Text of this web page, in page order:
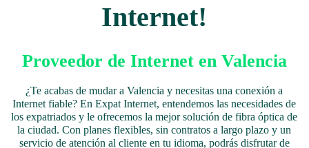
Internet!
Proveedor de Internet en Valencia
¿Te acabas de mudar a Valencia y necesitas una conexión a
Internet fiable? En Expat Internet, entendemos las necesidades de
los expatriados y le ofrecemos la mejor solución de fibra óptica de
la ciudad. Con planes flexibles, sin contratos a largo plazo y un
servicio de atención al cliente en tu idioma, podrás disfrutar de